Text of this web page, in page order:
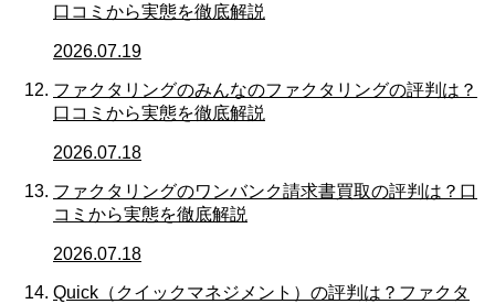
口コミから実態を徹底解説
2026.07.19
ファクタリングのみんなのファクタリングの評判は？
口コミから実態を徹底解説
2026.07.18
ファクタリングのワンバンク請求書買取の評判は？口
コミから実態を徹底解説
2026.07.18
Quick（クイックマネジメント）の評判は？ファクタ